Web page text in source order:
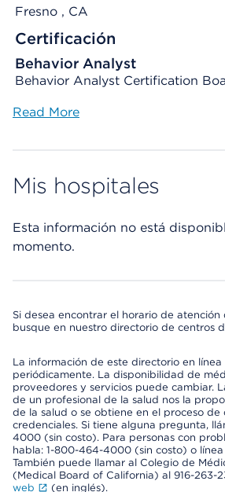
Fresno , CA
Certificación
Behavior Analyst
Behavior Analyst Certification
Read More
Mis hospitales
Esta información no está
momento.
Si desea encontrar el horario de
busque en nuestro directorio de centros
La información de este directorio en línea
periódicamente. La disponibilidad de
proveedores y servicios puede cambiar.
de un profesional de la salud nos la
de la salud o se obtiene en el proceso de
credenciales. Si tiene alguna pregunta,
4000 (sin costo). Para personas con
habla: 1-800-464-4000 (sin costo) o línea
También puede llamar al Colegio de
(Medical Board of California) al 916-263-
web
(en inglés).